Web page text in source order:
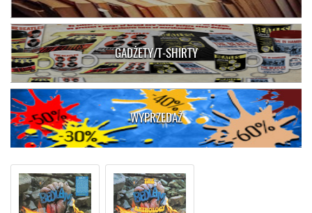
GADŻETY/T-SHIRTY
WYPRZEDAŻ